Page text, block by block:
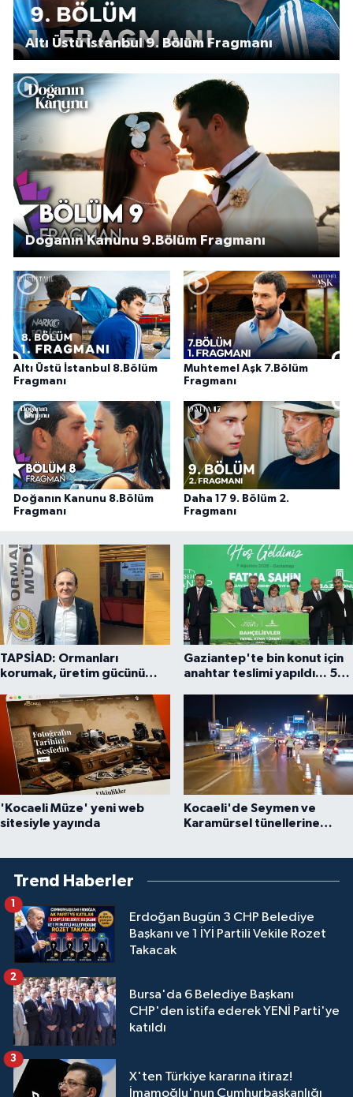
Altı Üstü İstanbul 9. Bölüm Fragmanı
Doğanın Kanunu 9.Bölüm Fragmanı
Altı Üstü İstanbul 8.Bölüm
Fragmanı
Muhtemel Aşk 7.Bölüm
Fragmanı
Doğanın Kanunu 8.Bölüm
Fragmanı
Daha 17 9. Bölüm 2.
Fragmanı
TAPSİAD: Ormanları
korumak, üretim gücünü
Gaziantep'te bin konut için
anahtar teslimi yapıldı... 5
'Kocaeli Müze' yeni web
sitesiyle yayında
Kocaeli'de Seymen ve
Karamürsel tünellerine
Trend Haberler
Erdoğan Bugün 3 CHP Belediye
Başkanı ve 1 İYİ Partili Vekile Rozet
Takacak
1
Bursa'da 6 Belediye Başkanı
CHP'den istifa ederek YENİ Parti'ye
katıldı
2
X'ten Türkiye kararına itiraz!
İmamoğlu'nun Cumhurbaşkanlığı
3